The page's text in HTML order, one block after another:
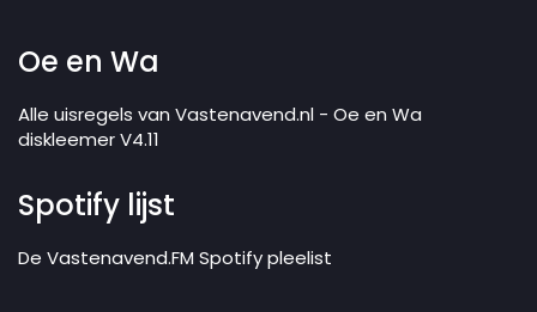
Oe en Wa
Alle uisregels van Vastenavend.nl - Oe en Wa
diskleemer V4.11
Spotify lijst
De Vastenavend.FM Spotify pleelist